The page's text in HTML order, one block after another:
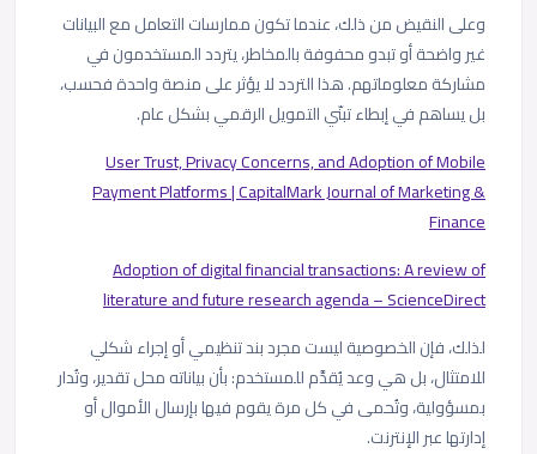
وعلى النقيض من ذلك، عندما تكون ممارسات التعامل مع البيانات
غير واضحة أو تبدو محفوفة بالمخاطر، يتردد المستخدمون في
مشاركة معلوماتهم. هذا التردد لا يؤثر على منصة واحدة فحسب،
بل يساهم في إبطاء تبنّي التمويل الرقمي بشكل عام.
User Trust, Privacy Concerns, and Adoption of Mobile
Payment Platforms | CapitalMark Journal of Marketing &
Finance
Adoption of digital financial transactions: A review of
literature and future research agenda – ScienceDirect
لذلك، فإن الخصوصية ليست مجرد بند تنظيمي أو إجراء شكلي
للامتثال، بل هي وعد يُقدَّم للمستخدم: بأن بياناته محل تقدير، وتُدار
بمسؤولية، وتُحمى في كل مرة يقوم فيها بإرسال الأموال أو
إدارتها عبر الإنترنت.